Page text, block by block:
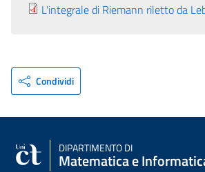
L'integrale di Riemann riletto da
Condividi
DIPARTIMENTO DI
Matematica e